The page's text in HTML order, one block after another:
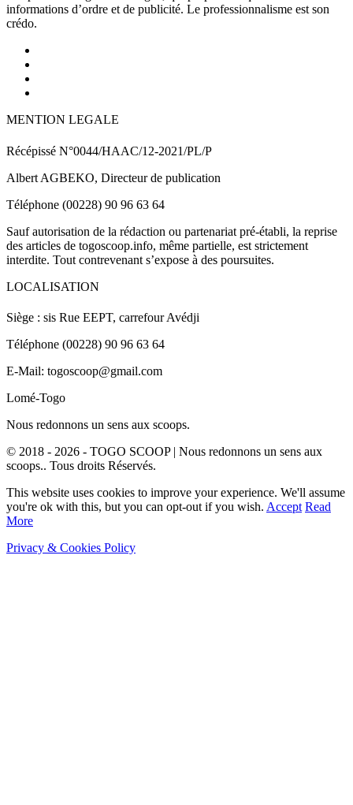
informations d’ordre et de publicité. Le professionnalisme est son
crédo.
MENTION LEGALE
Récépissé N°0044/HAAC/12-2021/PL/P
Albert AGBEKO, Directeur de publication
Téléphone (00228) 90 96 63 64
Sauf autorisation de la rédaction ou partenariat pré-établi, la reprise
des articles de togoscoop.info, même partielle, est strictement
interdite. Tout contrevenant s’expose à des poursuites.
LOCALISATION
Siège : sis Rue EEPT, carrefour Avédji
Téléphone (00228) 90 96 63 64
E-Mail: togoscoop@gmail.com
Lomé-Togo
Nous redonnons un sens aux scoops.
© 2018 - 2026 - TOGO SCOOP | Nous redonnons un sens aux
scoops.. Tous droits Réservés.
This website uses cookies to improve your experience. We'll assume
you're ok with this, but you can opt-out if you wish. Accept Read
More
Privacy & Cookies Policy